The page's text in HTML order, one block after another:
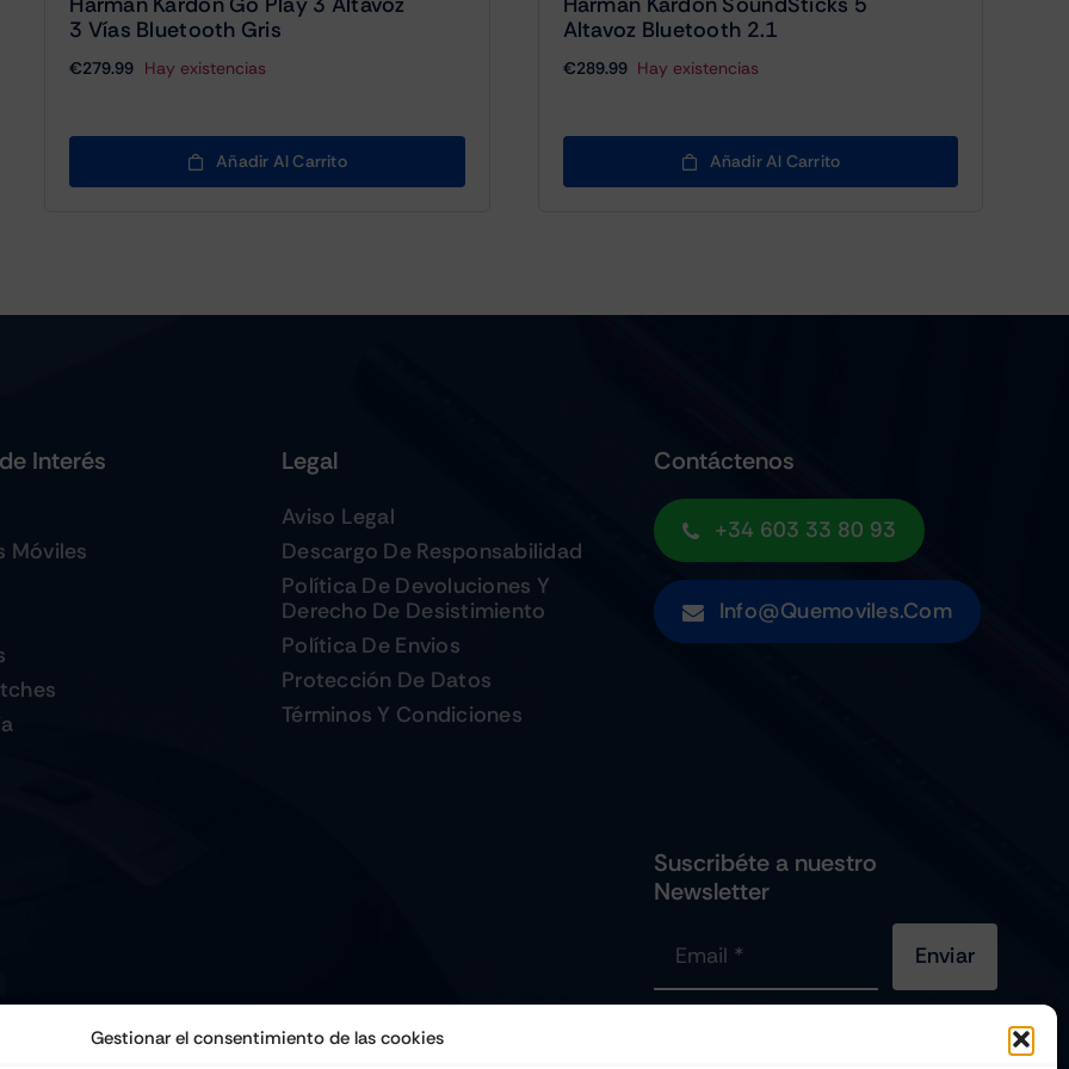
Gestionar el consentimiento de las cookies
3 Vías Bluetooth Gris
€279.99 Hay existencias
Añadir Al Carrito
Altavoz Bluetooth 2.1
€289.99 Hay existencias
Añadir Al Carrito
Interés
Móviles
Legal
Aviso Legal
Descargo De Responsabilidad
Política De Devoluciones Y
Derecho De Desistimiento
Política De Envios
Protección De Datos
Términos Y Condiciones
Contáctenos
+34 603 33 80 93
Info@quemoviles.com
Suscribéte a nuestro
Newsletter
Enviar